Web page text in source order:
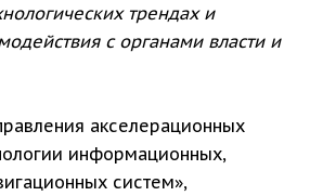
трендах и
с органами власти и
акселерационных
информационных,
систем»,